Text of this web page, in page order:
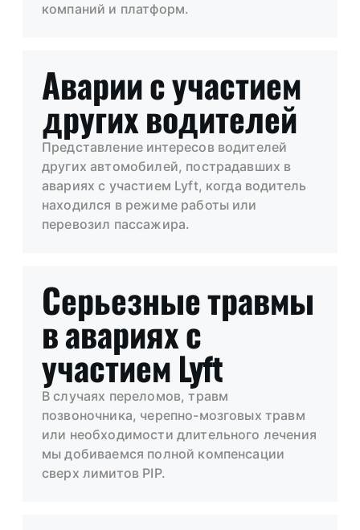
компаний и платформ.
Аварии с участием
других водителей
Представление интересов водителей
других автомобилей, пострадавших в
авариях с участием Lyft, когда водитель
находился в режиме работы или
перевозил пассажира.
Серьезные травмы
в авариях с
участием Lyft
В случаях переломов, травм
позвоночника, черепно-мозговых травм
или необходимости длительного лечения
мы добиваемся полной компенсации
сверх лимитов PIP.